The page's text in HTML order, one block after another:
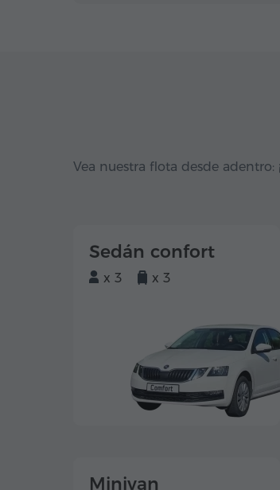
Vea nuestra flota desde adentro:
Sedán confort
x 3 x 3
Minivan